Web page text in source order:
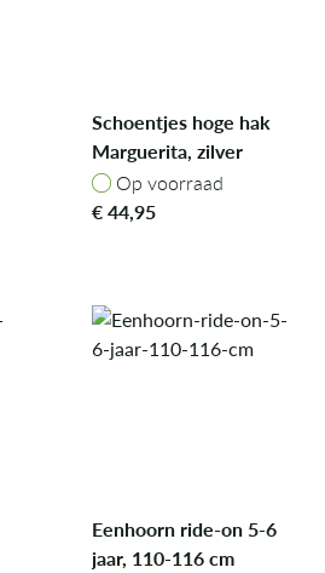
Schoentjes hoge hak
Marguerita, zilver
glitter, mt. 31
Op voorraad
Op voorraad
€44,95
Eenhoorn ride-on 5-6
jaar, 110-116 cm